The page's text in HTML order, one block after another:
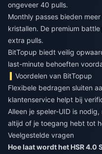
ongeveer 40 pulls.
Monthly passes bieden
kristallen. De premium
extra pulls.
BitTopup biedt veilig
last-minute behoeften
Voordelen van BitTopup
Flexibele bedragen sluiten
klantenservice helpt bij
Alleen je speler-UID is
altijd of je toegang hebt tot
Veelgestelde vragen
Hoe laat wordt het HSR